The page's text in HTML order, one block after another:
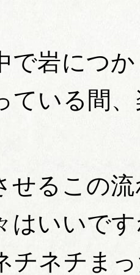
で岩につ
ている間
せるこの
はいいで
チネチま